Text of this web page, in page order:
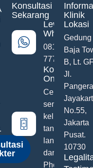
Konsultasi
Sekarang
Lewat
WhatsApp
0811-742-
777
Konsultasi
Online
Ceritakan
semua
keluhanmu
tanpa malu
langsung
dari Hand
Phone
Klinik
Lokasi
Gedung
Baja
B, Lt.
Jl.
No.55,
Jakarta
Pusat.
10730